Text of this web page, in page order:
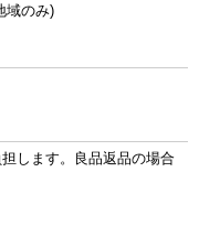
域のみ)
します。良品返品の場合